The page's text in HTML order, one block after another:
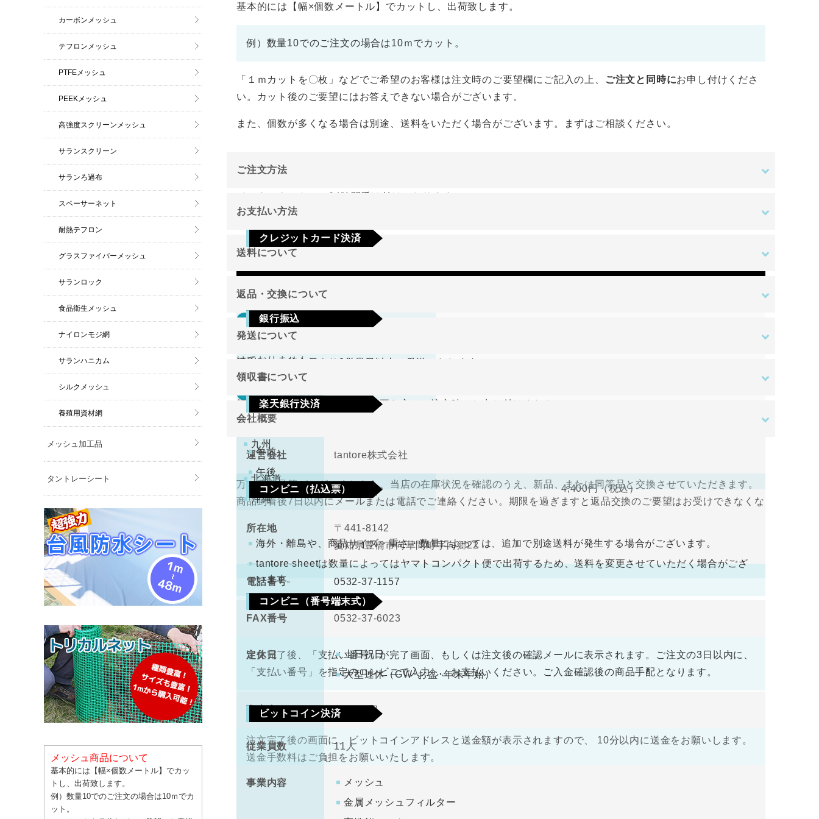
基本的には【幅×個数メートル】でカットし、出荷致します。
例）数量10でのご注文の場合は10ｍでカット。
「１ｍカットを〇枚」などでご希望のお客様は注文時のご要望欄にご記入の上、 ご注文と同時にお申し付けくださ
い。カット後のご要望にはお答えできない場合がございます。
また、個数が多くなる場合は別途、送料をいただく場合がございます。まずはご相談ください。
ご注文方法
インターネットにて24時間受け付けております。
お支払い方法
クレジットカード決済
Visa Mastercard JCB AMEX Diners
銀行振込
金確認後から4～5日営業日以内の商品手配となります。手数料はご負担をお願いいたします。
楽天銀行決済
ください。手数料はご負担をお願いいたします。
コンビニ（払込票）
コンビニ払込票が郵送で届きます。決済依頼日より6日以内にご入金をお願い致します。ご入金確認後の商品手
配となります。
コンビニ（番号端末式）
注文完了後、「支払い番号」が完了画面、もしくは注文後の確認メールに表示されます。ご注文の3日以内に、
「支払い番号」を指定のコンビニで入力し、お支払いください。ご入金確認後の商品手配となります。
ビットコイン決済
注文完了後の画面に、ビットコインアドレスと送金額が表示されますので、 10分以内に送金をお願いします。
送金手数料はご負担をお願いいたします。
送料について
地域
東北
関東
近畿
中国
四国
九州
北海道
沖縄
4,400円（税込）
海外・離島や、商品サイズ・重さ・数量によっては、追加で別途送料が発生する場合がございます。
tantore sheetは数量によってはヤマトコンパクト便で出荷するため、送料を変更させていただく場合がござ
います。
返品・交換について
返品期限･条件
切り売り商品やメーカー取り寄せ商品の場合、著しく商品に欠陥がある場合を除き、原則として返品交換を受け付
けておりません。
切り売り商品やメーカー取り寄せ商品の場合、著しく商品に欠陥がある場合を除き、原則として返品交換を受け付
不良品
万一不良品等がございましたら、当店の在庫状況を確認のうえ、新品、または同等品と交換させていただきます。
商品到着後7日以内にメールまたは電話でご連絡ください。期限を過ぎますと返品交換のご要望はお受けできなくな
発送について
原則として注文日より2営業日以内に発送いたします。
下記の選択肢からご希望の配送時間をご指定頂けます。
午前
午後
領収書について
領収書（納品書、請求書）が必要な方はご注文時にお申し付けください。
会社概要
運営会社 tantore株式会社
代表取締役 中河原 毅
所在地
〒441-8142
愛知県豊橋市向草間町字向郷22
電話番号 0532-37-1157
FAX番号 0532-37-6023
定休日
土日祝日
大型連休（GW･お盆･年末年始）
資本金 1000万円
従業員数 11人
事業内容
メッシュ
金属メッシュフィルター
カーボンメッシュ
テフロンメッシュ
PTFEメッシュ
PEEKメッシュ
高強度スクリーンメッシュ
サランスクリーン
サランろ過布
スペーサーネット
耐熱テフロン
グラスファイバーメッシュ
サランロック
食品衛生メッシュ
ナイロンモジ網
サランハニカム
シルクメッシュ
養殖用資材網
メッシュ加工品
タントレーシート
メッシュ商品について
基本的には【幅×個数メートル】でカッ
トし、出荷致します。
例）数量10でのご注文の場合は10ｍでカ
ット。